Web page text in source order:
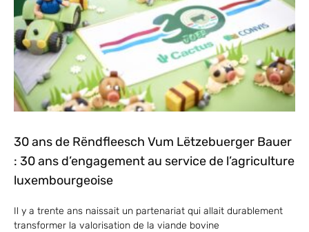
30 ans de Rëndfleesch Vum Lëtzebuerger Bauer
: 30 ans d’engagement au service de l’agriculture
luxembourgeoise
Il y a trente ans naissait un partenariat qui allait durablement
transformer la valorisation de la viande bovine